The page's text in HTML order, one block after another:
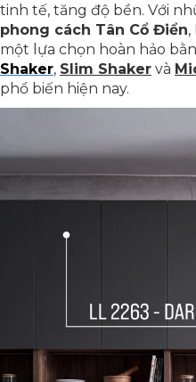
tinh tế, tăng độ bền. Với
phong cách Tân Cổ Điển,
một lựa chọn hoàn hảo
Shaker, Slim Shaker và
phổ biến hiện nay.